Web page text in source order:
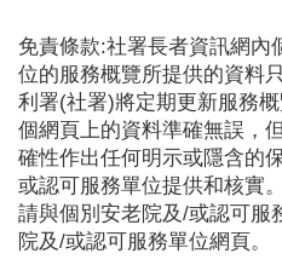
免責條款:社署長者資訊網內
位的服務概覽所提供的資料
利署(社署)將定期更新服務
個網頁上的資料準確無誤，
確性作出任何明示或隱含的
或認可服務單位提供和核實
請與個別安老院及/或認可服
院及/或認可服務單位網頁。